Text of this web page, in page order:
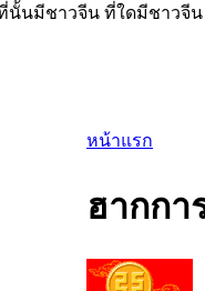
นมีชาวจีน ที่ใดมีชาวจีน ที่
หน้าแรก
ฮากกา